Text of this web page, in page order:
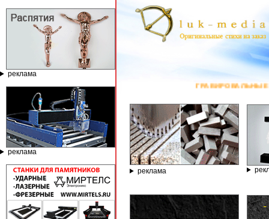
реклама
реклама
ГРАВИРОВАЛЬНЫЕ И
реклама